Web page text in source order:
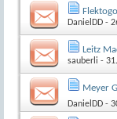
DanielDD -
Leitz
sauberli -
Meyer
DanielDD -